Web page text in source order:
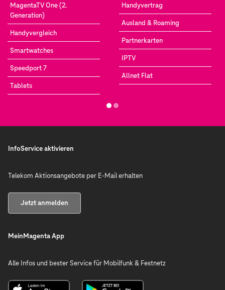
MagentaTV One (2.
Generation)
Handyvergleich
Smartwatches
Speedport 7
Tablets
Handyvertrag
Ausland & Roaming
Partnerkarten
IPTV
Allnet Flat
InfoService aktivieren
Telekom Aktionsangebote per E-Mail erhalten
Jetzt anmelden
MeinMagenta App
Alle Infos und bester Service für Mobilfunk & Festnetz